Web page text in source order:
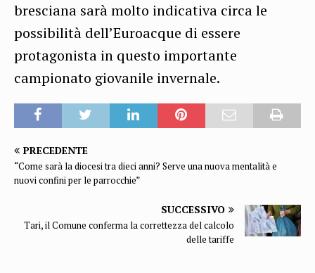
bresciana sarà molto indicativa circa le
possibilità dell’Euroacque di essere
protagonista in questo importante
campionato giovanile invernale.
PRECEDENTE
“Come sarà la diocesi tra dieci anni? Serve una nuova mentalità e
nuovi confini per le parrocchie”
SUCCESSIVO
Tari, il Comune conferma la correttezza del calcolo
delle tariffe